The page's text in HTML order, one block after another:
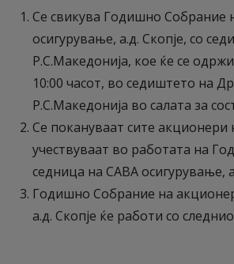
Се свикува Годишно Собрание
осигурување, а.д. Скопје, со
Р.С.Македонија, кое ќе се
10:00 часот, во седиштето на
Р.С.Македонија во салата за
Се покануваат сите акционери
учествуваат во работата на
седница на САВА осигурување,
Годишно Собрание на
а.д. Скопје ќе работи со